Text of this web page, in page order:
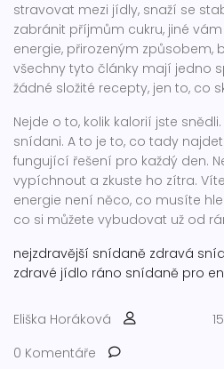
stravovat mezi jídly, snaží se
zabránit příjmům cukru, jiné
energie, přirozeným způsobem,
všechny tyto články mají jedno
žádné složité recepty, jen to, co
Nejde o to, kolik kalorií jste
snídani. A to je to, co tady
fungující řešení pro každý den.
vypíchnout a zkuste ho zítra.
energie není něco, co musíte
co si můžete vybudovat už od
nejzdravější snídaně zdravá
zdravé jídlo ráno snídaně pro
Eliška Horáková
0 Komentáře